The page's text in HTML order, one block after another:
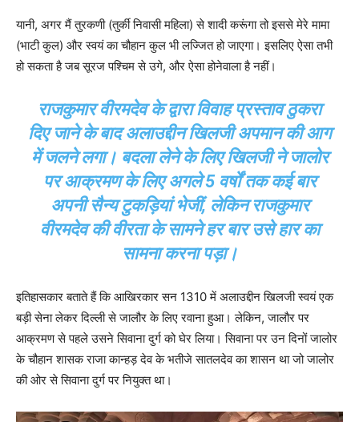
यानी, अगर मैं तुरकणी (तुर्की निवासी महिला) से शादी करूंगा तो इससे मेरे मामा
(भाटी कुल) और स्वयं का चौहान कुल भी लज्जित हो जाएगा। इसलिए ऐसा तभी
हो सकता है जब सूरज पश्चिम से उगे, और ऐसा होनेवाला है नहीं।
राजकुमार वीरमदेव के द्वारा विवाह प्रस्ताव ठुकरा
दिए जाने के बाद अलाउद्दीन खिलजी अपमान की आग
में जलने लगा। बदला लेने के लिए खिलजी ने जालोर
पर आक्रमण के लिए अगले 5 वर्षों तक कई बार
अपनी सैन्य टुकड़ियां भेजीं, लेकिन राजकुमार
वीरमदेव की वीरता के सामने हर बार उसे हार का
सामना करना पड़ा।
इतिहासकार बताते हैं कि आखिरकार सन 1310 में अलाउद्दीन खिलजी स्वयं एक
बड़ी सेना लेकर दिल्ली से जालौर के लिए रवाना हुआ। लेकिन, जालौर पर
आक्रमण से पहले उसने सिवाना दुर्ग को घेर लिया। सिवाना पर उन दिनों जालोर
के चौहान शासक राजा कान्हड़ देव के भतीजे सातलदेव का शासन था जो जालोर
की ओर से सिवाना दुर्ग पर नियुक्त था।